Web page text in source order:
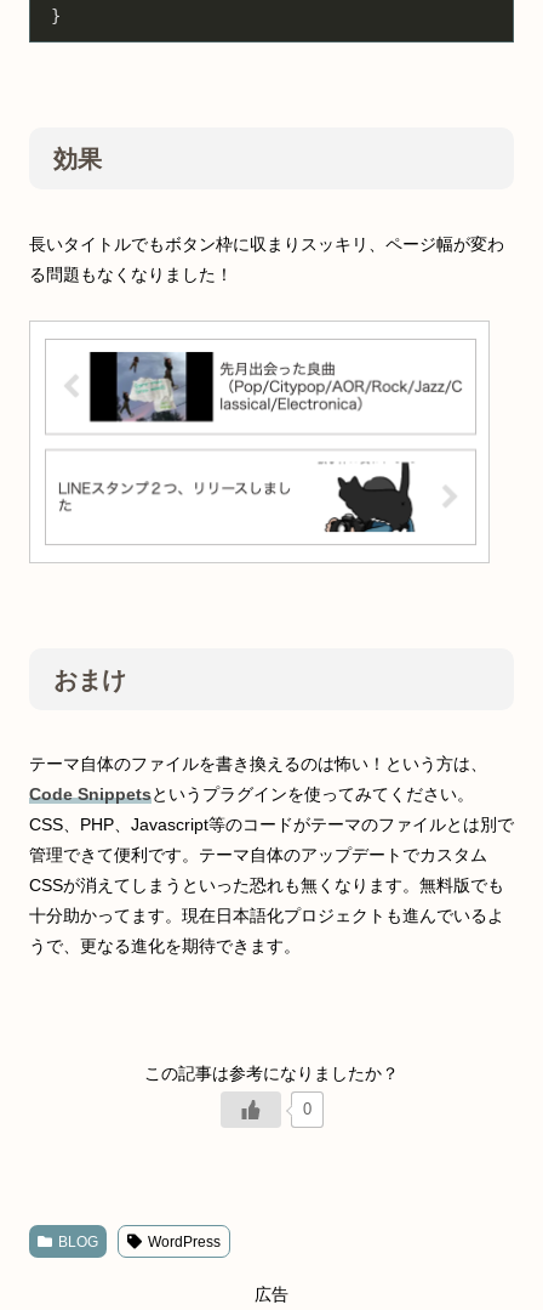
}
効果
長いタイトルでもボタン枠に収まりスッキリ、ページ幅が変わ
る問題もなくなりました！
おまけ
テーマ自体のファイルを書き換えるのは怖い！という方は、
Code Snippetsというプラグインを使ってみてください。
CSS、PHP、Javascript等のコードがテーマのファイルとは別で
管理できて便利です。テーマ自体のアップデートでカスタム
CSSが消えてしまうといった恐れも無くなります。無料版でも
十分助かってます。現在日本語化プロジェクトも進んでいるよ
うで、更なる進化を期待できます。
0
BLOG WordPress
広告